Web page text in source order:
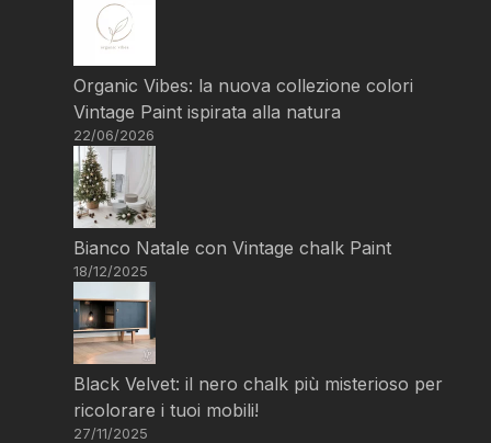
Organic Vibes: la nuova collezione colori
Vintage Paint ispirata alla natura
22/06/2026
Bianco Natale con Vintage chalk Paint
18/12/2025
Black Velvet: il nero chalk più misterioso per
ricolorare i tuoi mobili!
27/11/2025